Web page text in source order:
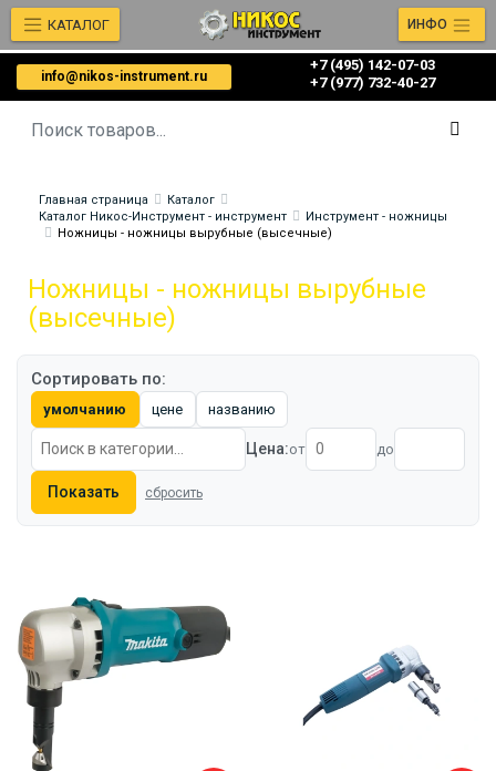
info@nikos-instrument.ru
+7 (495) 142-07-03
‎‎+7 (977) 732-40-27
КАТАЛОГ ИНФО
Главная страница
Каталог
Каталог Никос-Инструмент - инструмент
Инструмент - ножницы
Ножницы - ножницы вырубные (высечные)
Ножницы - ножницы вырубные
(высечные)
Сортировать по:
умолчанию цене названию
Цена:от до
Показать сбросить